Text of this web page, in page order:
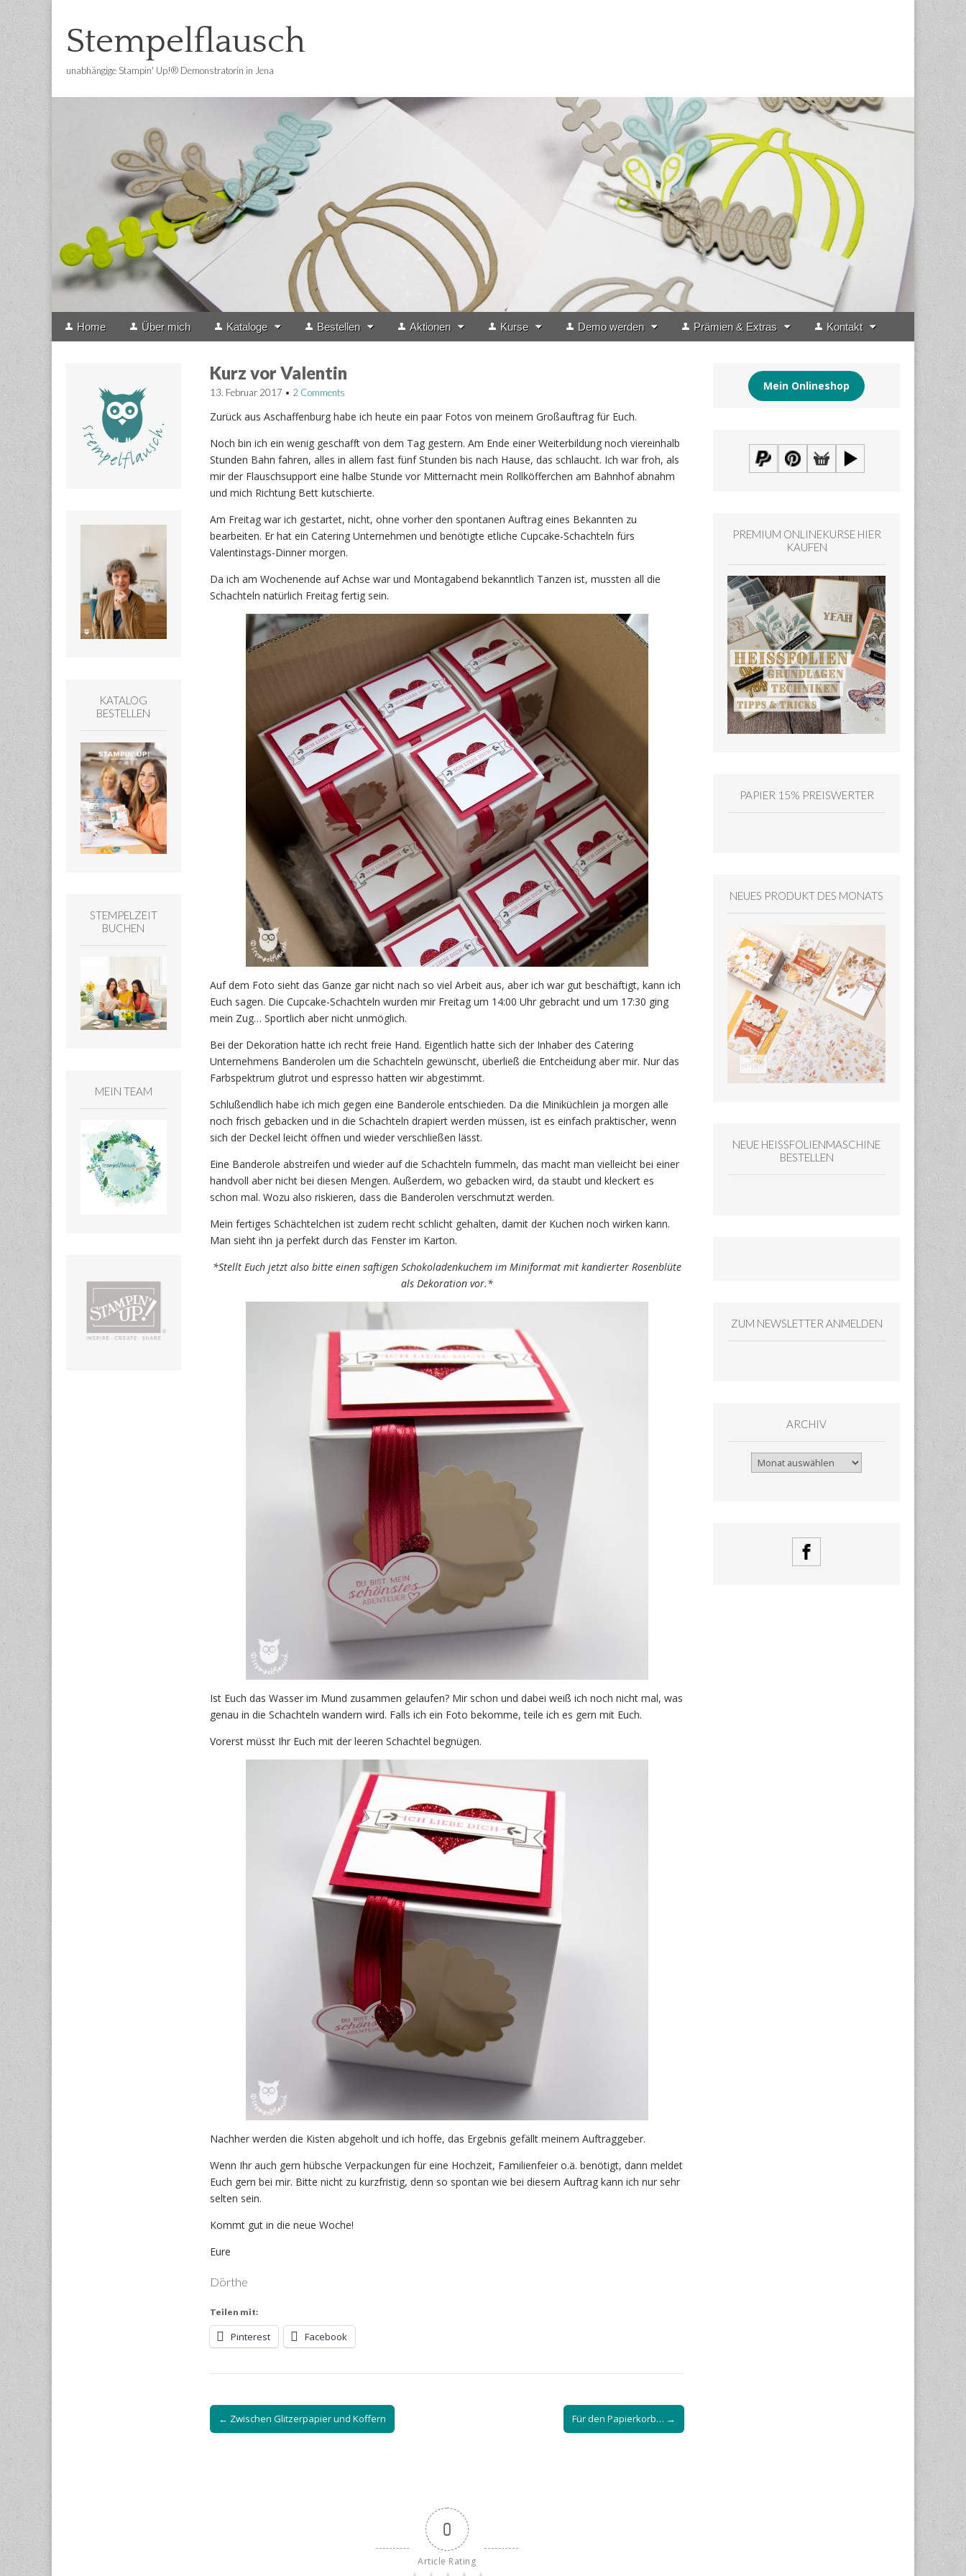
Stempelflausch
unabhängige Stampin' Up!® Demonstratorin in Jena
Main
Skip
Home Über mich Kataloge Bestellen Aktionen Kurse Demo werden Prämien & Extras Kontakt
Kurz vor Valentin
13. Februar 2017 • 2 Comments
Zurück aus Aschaffenburg habe ich heute ein paar Fotos von meinem Großauftrag für Euch.
Noch bin ich ein wenig geschafft von dem Tag gestern. Am Ende einer Weiterbildung noch viereinhalb
Stunden Bahn fahren, alles in allem fast fünf Stunden bis nach Hause, das schlaucht. Ich war froh, als
mir der Flauschsupport eine halbe Stunde vor Mitternacht mein Rollköfferchen am Bahnhof abnahm
und mich Richtung Bett kutschierte.
Am Freitag war ich gestartet, nicht, ohne vorher den spontanen Auftrag eines Bekannten zu
bearbeiten. Er hat ein Catering Unternehmen und benötigte etliche Cupcake-Schachteln fürs
Valentinstags-Dinner morgen.
Da ich am Wochenende auf Achse war und Montagabend bekanntlich Tanzen ist, mussten all die
Schachteln natürlich Freitag fertig sein.
Auf dem Foto sieht das Ganze gar nicht nach so viel Arbeit aus, aber ich war gut beschäftigt, kann ich
Euch sagen. Die Cupcake-Schachteln wurden mir Freitag um 14:00 Uhr gebracht und um 17:30 ging
mein Zug… Sportlich aber nicht unmöglich.
Bei der Dekoration hatte ich recht freie Hand. Eigentlich hatte sich der Inhaber des Catering
Unternehmens Banderolen um die Schachteln gewünscht, überließ die Entcheidung aber mir. Nur das
Farbspektrum glutrot und espresso hatten wir abgestimmt.
Schlußendlich habe ich mich gegen eine Banderole entschieden. Da die Miniküchlein ja morgen alle
noch frisch gebacken und in die Schachteln drapiert werden müssen, ist es einfach praktischer, wenn
sich der Deckel leicht öffnen und wieder verschließen lässt.
Eine Banderole abstreifen und wieder auf die Schachteln fummeln, das macht man vielleicht bei einer
handvoll aber nicht bei diesen Mengen. Außerdem, wo gebacken wird, da staubt und kleckert es
schon mal. Wozu also riskieren, dass die Banderolen verschmutzt werden.
Mein fertiges Schächtelchen ist zudem recht schlicht gehalten, damit der Kuchen noch wirken kann.
Man sieht ihn ja perfekt durch das Fenster im Karton.
*Stellt Euch jetzt also bitte einen saftigen Schokoladenkuchem im Miniformat mit kandierter Rosenblüte
als Dekoration vor.*
Ist Euch das Wasser im Mund zusammen gelaufen? Mir schon und dabei weiß ich noch nicht mal, was
genau in die Schachteln wandern wird. Falls ich ein Foto bekomme, teile ich es gern mit Euch.
Vorerst müsst Ihr Euch mit der leeren Schachtel begnügen.
Nachher werden die Kisten abgeholt und ich hoffe, das Ergebnis gefällt meinem Auftraggeber.
Wenn Ihr auch gern hübsche Verpackungen für eine Hochzeit, Familienfeier o.ä. benötigt, dann meldet
Euch gern bei mir. Bitte nicht zu kurzfristig, denn so spontan wie bei diesem Auftrag kann ich nur sehr
selten sein.
Kommt gut in die neue Woche!
Eure
Dörthe
Teilen mit:
Pinterest Facebook
Post
navigation
← Zwischen Glitzerpapier und Koffern Für den Papierkorb… →
0
Article Rating
KATALOG
BESTELLEN
STEMPELZEIT
BUCHEN
MEIN TEAM
Mein Onlineshop
PREMIUM ONLINEKURSE HIER
KAUFEN
PAPIER 15% PREISWERTER
NEUES PRODUKT DES MONATS
NEUE HEISSFOLIENMASCHINE
BESTELLEN
ZUM NEWSLETTER ANMELDEN
ARCHIV
Archiv